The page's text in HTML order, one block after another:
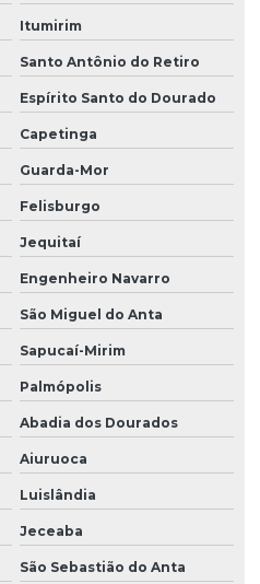
Itumirim
Santo Antônio do Retiro
Espírito Santo do Dourado
Capetinga
Guarda-Mor
Felisburgo
Jequitaí
Engenheiro Navarro
São Miguel do Anta
Sapucaí-Mirim
Palmópolis
Abadia dos Dourados
Aiuruoca
Luislândia
Jeceaba
São Sebastião do Anta